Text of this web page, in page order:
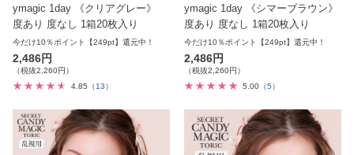
ymagic 1day 《クリアグレー》
度あり 度なし 1箱20枚入り
今だけ10％ポイント【249pt】還元中！
2,486円
（税抜2,260円）
4.85 （13）
ymagic 1day 《シマーブラウン》
度あり 度なし 1箱20枚入り
今だけ10％ポイント【249pt】還元中！
2,486円
（税抜2,260円）
5.00 （5）